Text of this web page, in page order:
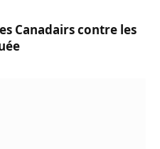
Canadairs contre les